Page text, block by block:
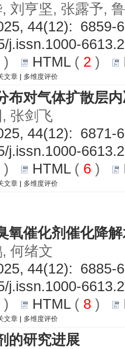
刘亨坚, 张露予,
44(12): 6859-
j.issn.1000-
) HTML( 2 )
文章 | 多维度评价
布对气体扩散层
张剑飞
44(12): 6871-
j.issn.1000-
) HTML( 6 )
文章 | 多维度评价
氧催化剂催化降
何绪文
44(12): 6885-
j.issn.1000-
) HTML( 8 )
文章 | 多维度评价
的研究进展